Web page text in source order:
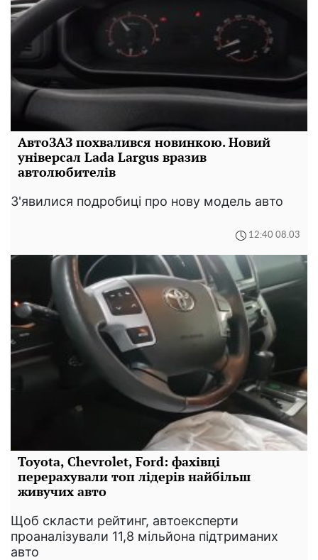
АвтоЗАЗ похвалився новинкою. Новий
універсал Lada Largus вразив
автолюбителів
З'явилися подробиці про нову модель авто
12:40 08.03
Toyota, Chevrolet, Ford: фахівці
перерахували топ лідерів найбільш
живучих авто
Щоб скласти рейтинг, автоексперти
проаналізували 11,8 мільйона підтриманих
авто